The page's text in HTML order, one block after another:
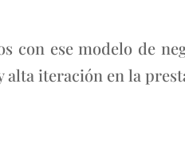
con ese modelo de
iteración en la